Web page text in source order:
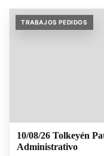
TRABAJOS PEDIDOS
10/08/26 Tolkeyén
Administrativo